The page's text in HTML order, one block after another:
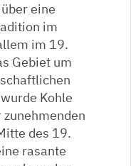
eine
im
im 19.
Gebiet um
Kohle
des 19.
rasante